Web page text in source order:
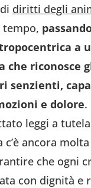
diritti degli
tempo,
a
che riconosce
senzienti,
e dolore.
leggi a
c’è ancora
che ogni
con dignità e